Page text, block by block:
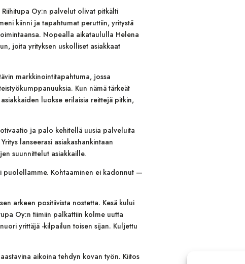
Oy:n palvelut olivat pitkälti
kiinni ja tapahtumat peruttiin, yritystä
Nopealla aikataululla Helena
joita yrityksen uskolliset asiakkaat
markkinointitapahtuma, jossa
Kun nämä tärkeät
luokse erilaisia reittejä pitkin,
ja palo kehitellä uusia palveluita
lanseerasi asiakashankintaan
suunnittelut asiakkaille.
puolellamme. Kohtaaminen ei kadonnut —
arkeen positiivista nostetta. Kesä kului
Oy:n tiimiin palkattiin kolme uutta
yrittäjä -kilpailun toisen sijan. Kuljettu
aikoina tehdyn kovan työn. Kiitos